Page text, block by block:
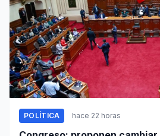
POLÍTICA hace 22 horas